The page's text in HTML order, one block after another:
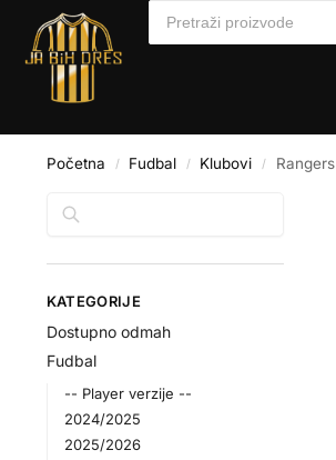
Početna / Fudbal / Klubovi / Rangers
KATEGORIJE
Dostupno odmah
Fudbal
-- Player verzije --
2024/2025
2025/2026